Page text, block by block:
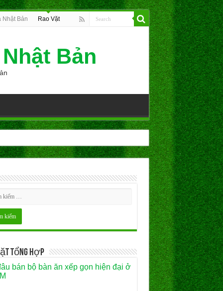
Nhật Bản Rao Vặt
Bản
Tổng Hợp
bán bộ bàn ăn xếp gọn hiện đại ở